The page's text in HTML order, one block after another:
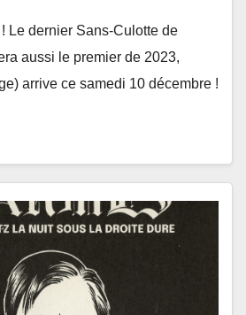
Le dernier Sans-Culotte de
aussi le premier de 2023,
arrive ce samedi 10 décembre !